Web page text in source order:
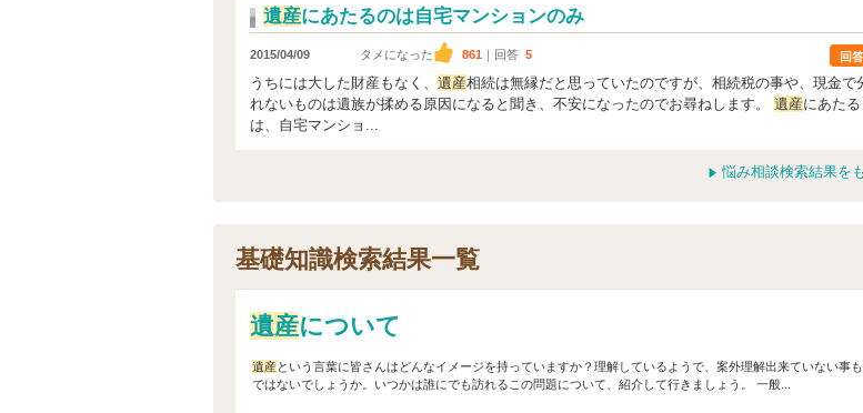
遺産にあたるのは自宅マンションのみ
2015/04/09 タメになった 861 ｜回答 5 回
うちには大した財産もなく、 遺産相続は無縁だと思っていたのですが、相続税の事や、現金で
れないものは遺族が揉める原因になると聞き、不安になったのでお尋ねします。 遺産にあた
は、自宅マンショ...
悩み相談検索結果を
基礎知識検索結果一覧
遺産について
遺産という言葉に皆さんはどんなイメージを持っていますか？理解しているようで、案外理解出来ていない事
ではないでしょうか。いつかは誰にでも訪れるこの問題について、紹介して行きましょう。 一般...